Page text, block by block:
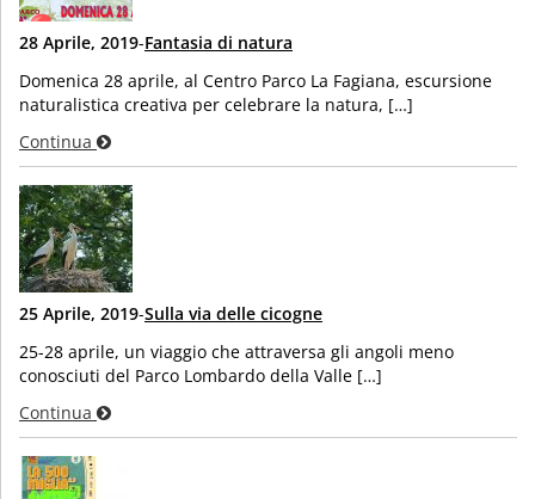
28 Aprile, 2019-Fantasia di natura
Domenica 28 aprile, al Centro Parco La Fagiana, escursione
naturalistica creativa per celebrare la natura, […]
Continua
25 Aprile, 2019-Sulla via delle cicogne
25-28 aprile, un viaggio che attraversa gli angoli meno
conosciuti del Parco Lombardo della Valle […]
Continua